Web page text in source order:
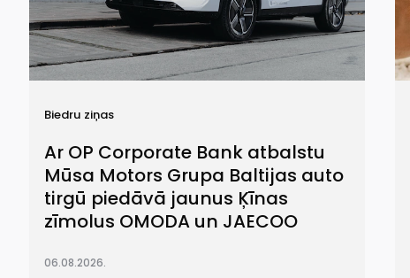
Biedru ziņas
Ar OP Corporate Bank atbalstu
Mūsa Motors Grupa Baltijas auto
tirgū piedāvā jaunus Ķīnas
zīmolus OMODA un JAECOO
06.08.2026.